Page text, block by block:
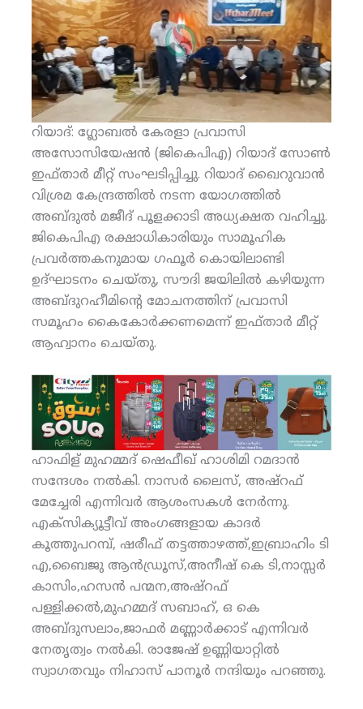
റിയാദ്: ഗ്ലോബല്‍ കേരളാ പ്രവാസി
അസോസിയേഷന്‍ (ജികെപിഎ) റിയാദ് സോണ്‍
ഇഫ്താര്‍ മീറ്റ് സംഘടിപ്പിച്ചു. റിയാദ് ഖൈറുവാന്‍
വിശ്രമ കേന്ദ്രത്തില്‍ നടന്ന യോഗത്തില്‍
അബ്ദുല്‍ മജീദ് പൂളക്കാടി അധ്യക്ഷത വഹിച്ചു.
ജികെപിഎ രക്ഷാധികാരിയും സാമൂഹിക
പ്രവര്‍ത്തകനുമായ ഗഫൂര്‍ കൊയിലാണ്ടി
ഉദ്ഘാടനം ചെയ്തു, സൗദി ജയിലില്‍ കഴിയുന്ന
അബ്ദുറഹീമിന്റെ മോചനത്തിന് പ്രവാസി
സമൂഹം കൈകോര്‍ക്കണമെന്ന് ഇഫ്താര്‍ മീറ്റ്
ആഹ്വാനം ചെയ്തു.
ഹാഫിള് മുഹമ്മദ് ഷെഫീഖ് ഹാശിമി റമദാന്‍
സന്ദേശം നല്‍കി. നാസര്‍ ലൈസ്, അഷ്‌റഫ്
മേച്ചേരി എന്നിവര്‍ ആശംസകള്‍ നേര്‍ന്നു.
എക്‌സിക്യൂട്ടീവ് അംഗങ്ങളായ കാദര്‍
കൂത്തുപറമ്പ്, ഷരീഫ് തട്ടത്താഴത്ത്,ഇബ്രാഹിം ടി
എ,ബൈജു ആന്‍ഡ്രൂസ്,അനീഷ് കെ ടി,നാസ്സര്‍
കാസിം,ഹസന്‍ പന്മന,അഷ്‌റഫ്
പള്ളിക്കല്‍,മുഹമ്മദ് സബാഹ്, ഒ കെ
അബ്ദുസലാം,ജാഫര്‍ മണ്ണാര്‍ക്കാട് എന്നിവര്‍
നേതൃത്വം നല്‍കി. രാജേഷ് ഉണ്ണിയാറ്റില്‍
സ്വാഗതവും നിഹാസ് പാനൂര്‍ നന്ദിയും പറഞ്ഞു.